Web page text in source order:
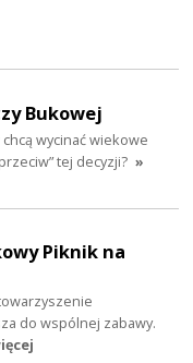
Bukowej
wycinać wiekowe
tej decyzji? »
Piknik na
do wspólnej zabawy.